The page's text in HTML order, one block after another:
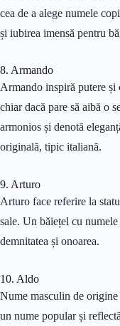
cea de a alege numele
și iubirea imensă pentru
8. Armando
Armando inspiră putere și
chiar dacă pare să aibă o
armonios și denotă
originală, tipic italiană.
9. Arturo
Arturo face referire la
sale. Un băiețel cu
demnitatea și onoarea.
10. Aldo
Nume masculin de
un nume popular și